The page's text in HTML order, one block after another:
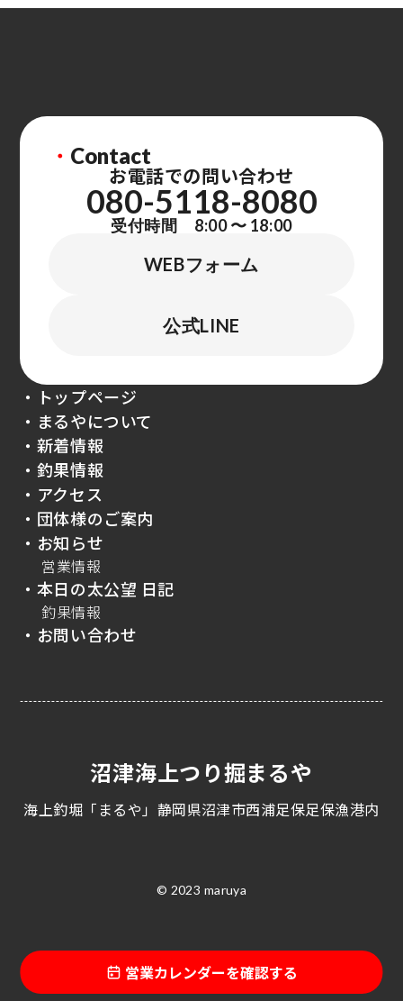
営業カレンダーを確認する
・ Contact
お電話での問い合わせ
080-5118-8080
受付時間 8:00 〜 18:00
WEBフォーム
公式LINE
・トップページ
・まるやについて
・新着情報
・釣果情報
・アクセス
・団体様のご案内
・お知らせ
営業情報
・本日の太公望 日記
釣果情報
・お問い合わせ
沼津海上つり掘まるや
海上釣堀「まるや」静岡県沼津市西浦足保足保漁港内
© 2023 maruya